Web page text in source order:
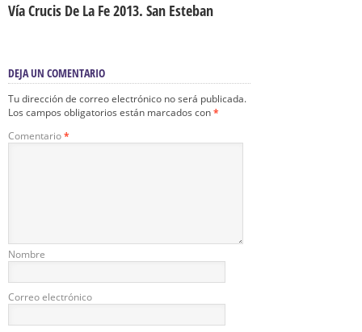
Vía Crucis De La Fe 2013. San Esteban
DEJA UN COMENTARIO
Tu dirección de correo electrónico no será publicada.
Los campos obligatorios están marcados con*
Comentario*
Nombre
Correo electrónico